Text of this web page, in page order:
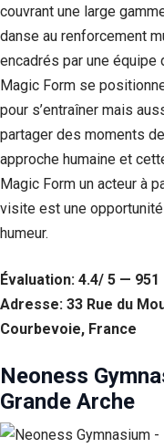
couvrant une large
danse au renforcement
encadrés par une
Magic Form se
pour s’entraîner mais
partager des moments
approche humaine et
Magic Form un acteur à
visite est une
humeur.
Évaluation: 4.4/ 5 — 951
Adresse: 33 Rue du
Courbevoie, France
Neoness
Grande Arche
Si vous
refusez ces
certaines
fonctionnalités
du site Web.
Marketing
votre intérêt et
votre
visitez notre
site, vous
chances de
contenu et des
offres
personnalisés.